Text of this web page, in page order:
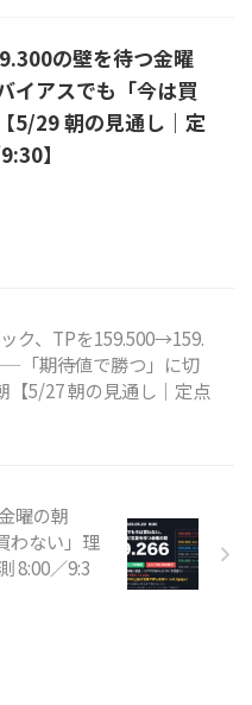
の壁を待つ金曜
アスでも「今は買
5/29 朝の見通し｜定
】
ク、TPを159.500→159.
「期待値で勝つ」に切
【5/27 朝の見通し｜定点
曜の朝
わない」理
8:00／9:3